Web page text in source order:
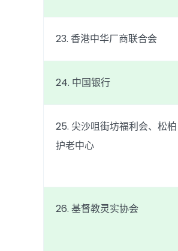
23. 香港中华厂商联合会
24. 中国银行
25. 尖沙咀街坊福利会、松柏
护老中心
26. 基督教灵实协会